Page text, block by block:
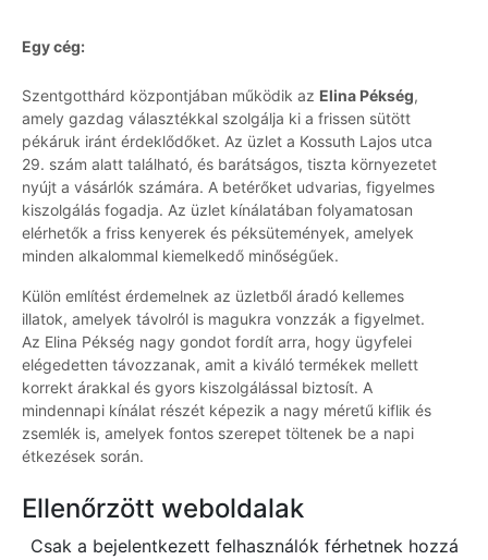
Egy cég:
Szentgotthárd központjában működik az Elina Pékség,
amely gazdag választékkal szolgálja ki a frissen sütött
pékáruk iránt érdeklődőket. Az üzlet a Kossuth Lajos utca
29. szám alatt található, és barátságos, tiszta környezetet
nyújt a vásárlók számára. A betérőket udvarias, figyelmes
kiszolgálás fogadja. Az üzlet kínálatában folyamatosan
elérhetők a friss kenyerek és péksütemények, amelyek
minden alkalommal kiemelkedő minőségűek.
Külön említést érdemelnek az üzletből áradó kellemes
illatok, amelyek távolról is magukra vonzzák a figyelmet.
Az Elina Pékség nagy gondot fordít arra, hogy ügyfelei
elégedetten távozzanak, amit a kiváló termékek mellett
korrekt árakkal és gyors kiszolgálással biztosít. A
mindennapi kínálat részét képezik a nagy méretű kiflik és
zsemlék is, amelyek fontos szerepet töltenek be a napi
étkezések során.
Ellenőrzött weboldalak
Csak a bejelentkezett felhasználók férhetnek hozzá